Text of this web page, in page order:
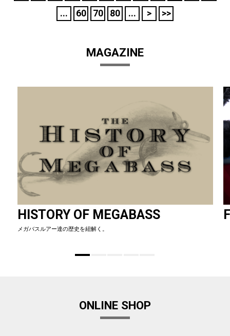
...
60 70 80 ... > >>
MAGAZINE
HISTORY OF MEGABASS
メガバスルアー達の歴史を紐解く。
ONLINE SHOP